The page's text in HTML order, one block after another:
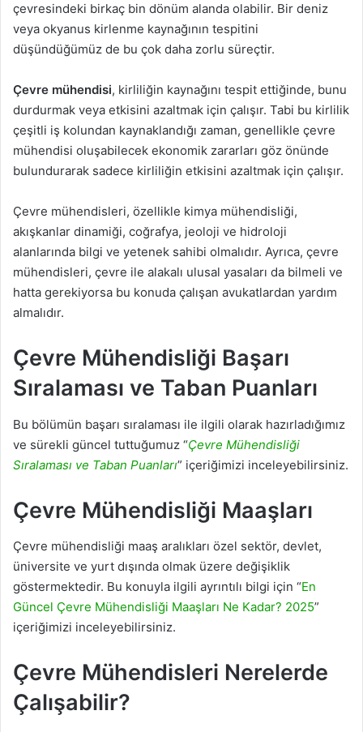
çevresindeki birkaç bin dönüm alanda olabilir. Bir deniz
veya okyanus kirlenme kaynağının tespitini
düşündüğümüz de bu çok daha zorlu süreçtir.
Çevre mühendisi, kirliliğin kaynağını tespit ettiğinde, bunu
durdurmak veya etkisini azaltmak için çalışır. Tabi bu kirlilik
çeşitli iş kolundan kaynaklandığı zaman, genellikle çevre
mühendisi oluşabilecek ekonomik zararları göz önünde
bulundurarak sadece kirliliğin etkisini azaltmak için çalışır.
Çevre mühendisleri, özellikle kimya mühendisliği,
akışkanlar dinamiği, coğrafya, jeoloji ve hidroloji
alanlarında bilgi ve yetenek sahibi olmalıdır. Ayrıca, çevre
mühendisleri, çevre ile alakalı ulusal yasaları da bilmeli ve
hatta gerekiyorsa bu konuda çalışan avukatlardan yardım
almalıdır.
Çevre Mühendisliği Başarı
Sıralaması ve Taban Puanları
Bu bölümün başarı sıralaması ile ilgili olarak hazırladığımız
ve sürekli güncel tuttuğumuz “Çevre Mühendisliği
Sıralaması ve Taban Puanları” içeriğimizi inceleyebilirsiniz.
Çevre Mühendisliği Maaşları
Çevre mühendisliği maaş aralıkları özel sektör, devlet,
üniversite ve yurt dışında olmak üzere değişiklik
göstermektedir. Bu konuyla ilgili ayrıntılı bilgi için “En
Güncel Çevre Mühendisliği Maaşları Ne Kadar? 2025”
içeriğimizi inceleyebilirsiniz.
Çevre Mühendisleri Nerelerde
Çalışabilir?